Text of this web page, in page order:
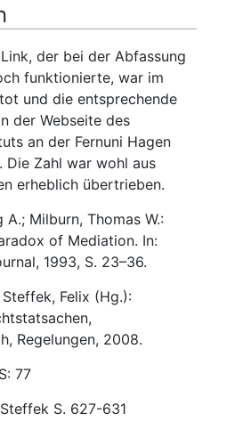
der bei der Abfassung
funktionierte, war im
und die entsprechende
der Webseite des
an der Fernuni Hagen
Die Zahl war wohl aus
erheblich übertrieben.
A.; Milburn, Thomas W.:
of Mediation. In:
1993, S. 23–36.
Felix (Hg.):
Regelungen, 2008.
77
S. 627-631